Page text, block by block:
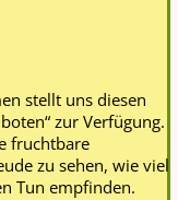
stellt uns diesen
zur Verfügung.
fruchtbare
zu sehen, wie viel
Tun empfinden.